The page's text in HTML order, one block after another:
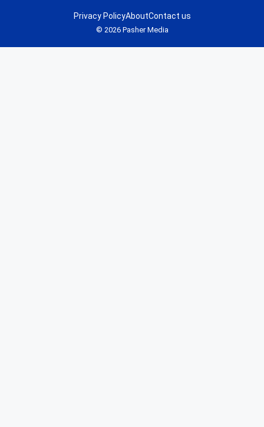
© 2026 Pasher Media
Privacy PolicyAboutContact us